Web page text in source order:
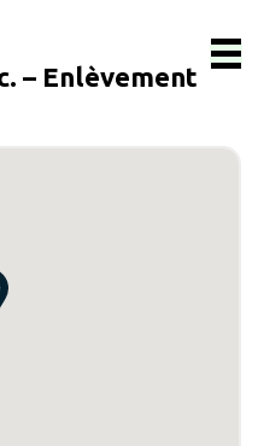
– Enlèvement